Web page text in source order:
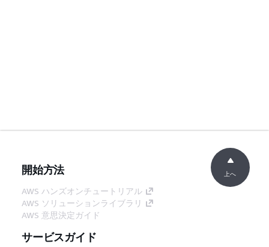
開始方法
AWS ハンズオンチュートリアル
AWS ソリューションライブラリ
AWS 意思決定ガイド
サービスガイド
上へ